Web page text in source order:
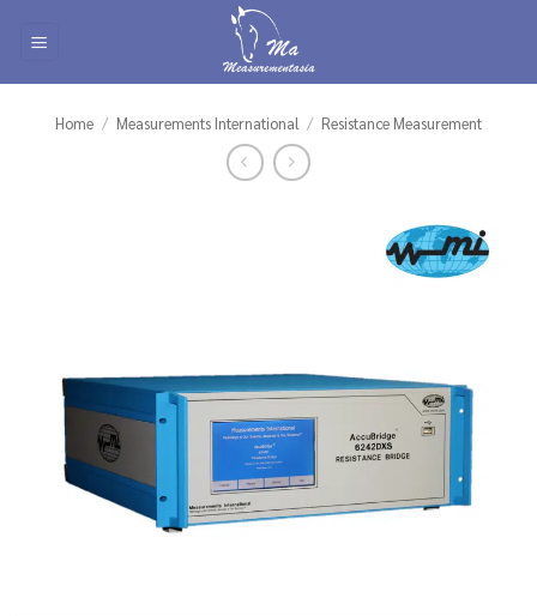
Home / Measurements International / Resistance Measurement